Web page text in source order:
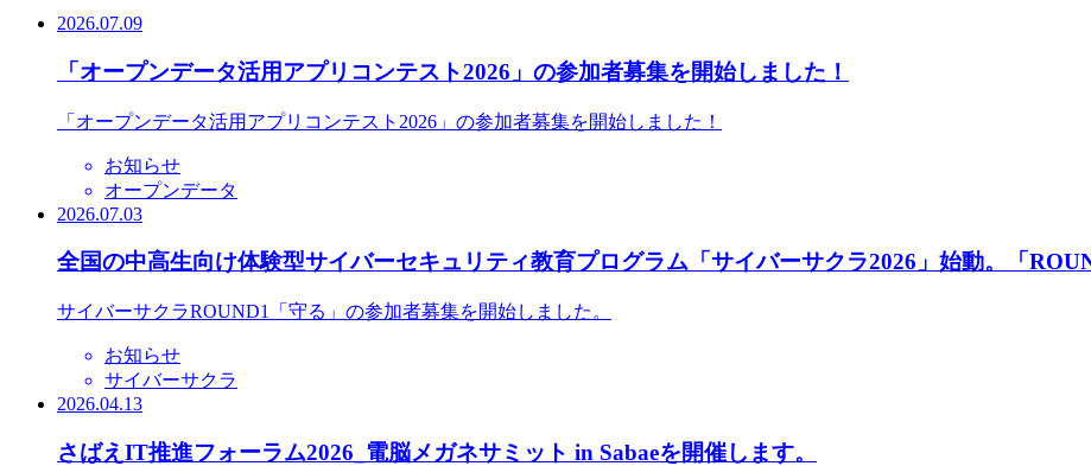
2026.07.09
「オープンデータ活用アプリコンテスト2026」の参加者募集を開始しました！
「オープンデータ活用アプリコンテスト2026」の参加者募集を開始しました！
お知らせ
オープンデータ
2026.07.03
全国の中高生向け体験型サイバーセキュリティ教育プログラム「サイバーサクラ2026」始動。「
サイバーサクラROUND1「守る」の参加者募集を開始しました。
お知らせ
サイバーサクラ
2026.04.13
さばえIT推進フォーラム2026_電脳メガネサミット in Sabaeを開催します。